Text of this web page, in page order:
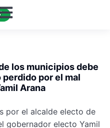
los municipios debe
por el mal
Arana
por el alcalde electo de
gobernador electo Yamil